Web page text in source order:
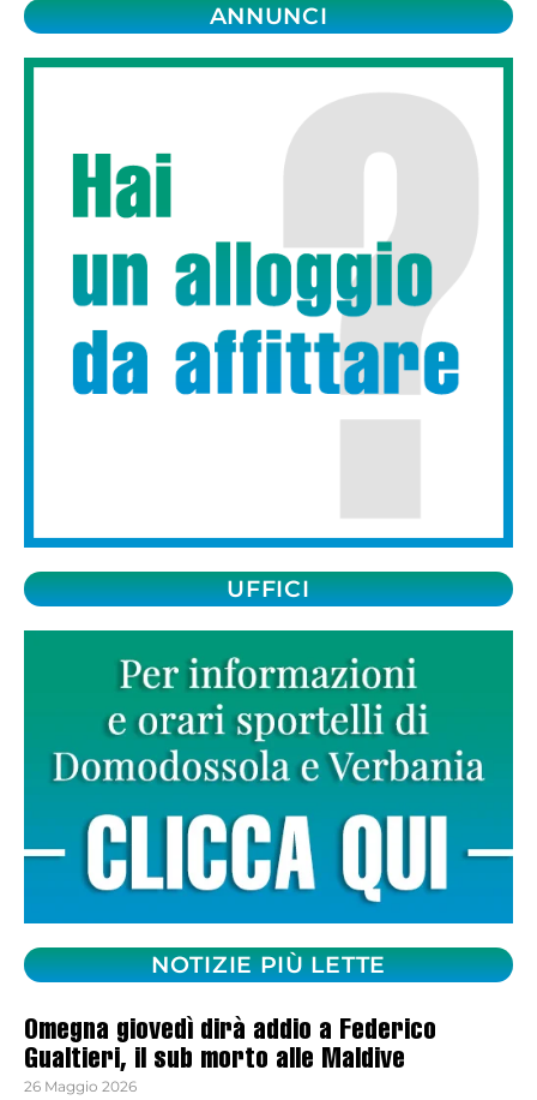
ANNUNCI
UFFICI
NOTIZIE PIÙ LETTE
Omegna giovedì dirà addio a Federico
Gualtieri, il sub morto alle Maldive
26 Maggio 2026